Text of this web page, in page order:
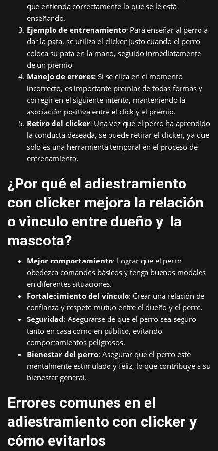
que entienda correctamente lo que se le está
enseñando.
Ejemplo de entrenamiento: Para enseñar al perro a
dar la pata, se utiliza el clicker justo cuando el perro
coloca su pata en la mano, seguido inmediatamente
de un premio.
Manejo de errores: Si se clica en el momento
incorrecto, es importante premiar de todas formas y
corregir en el siguiente intento, manteniendo la
asociación positiva entre el click y el premio.
Retiro del clicker: Una vez que el perro ha aprendido
la conducta deseada, se puede retirar el clicker, ya que
solo es una herramienta temporal en el proceso de
entrenamiento.
¿Por qué el adiestramiento
con clicker mejora la relación
o vinculo entre dueño y la
mascota?
Mejor comportamiento: Lograr que el perro
obedezca comandos básicos y tenga buenos modales
en diferentes situaciones.
Fortalecimiento del vínculo: Crear una relación de
confianza y respeto mutuo entre el dueño y el perro.
Seguridad: Asegurarse de que el perro sea seguro
tanto en casa como en público, evitando
comportamientos peligrosos.
Bienestar del perro: Asegurar que el perro esté
mentalmente estimulado y feliz, lo que contribuye a su
bienestar general.
Errores comunes en el
adiestramiento con clicker y
cómo evitarlos